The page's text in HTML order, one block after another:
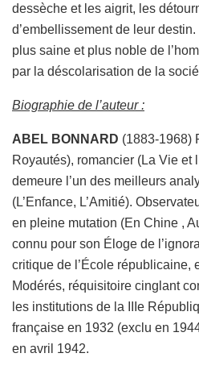
dessèche et les aigrit, les
d’embellissement de leur
plus saine et plus noble de
par la déscolarisation de la
Biographie de l’auteur :
ABEL BONNARD (1883-1968)
Royautés), romancier (La Vie et
demeure l’un des meilleurs
(L’Enfance, L’Amitié).
en pleine mutation (En Chine ,
connu pour son Éloge de
critique de l’École républicaine,
Modérés, réquisitoire cinglant
les institutions de la IIIe
française en 1932 (exclu en
en avril 1942.